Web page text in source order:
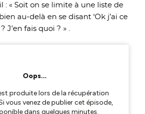
: « Soit on se limite à une liste de
au-delà en se disant ‘Ok j’ai ce
J’en fais quoi ? » .